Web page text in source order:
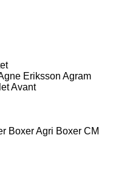
Eriksson Agram
Avant
Boxer Agri Boxer CM